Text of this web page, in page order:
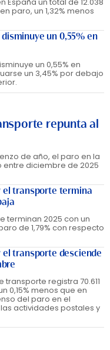
paro, un 1,32% menos
un 0,55% en
un 0,55% en
un 3,45% por debajo
repunta al
de año, el paro en la
diciembre de 2025
el transporte termina
terminan 2025 con un
de 1,79% con respecto
transporte desciende
registra 70.611
0,15% menos que en
del paro en el
actividades postales y